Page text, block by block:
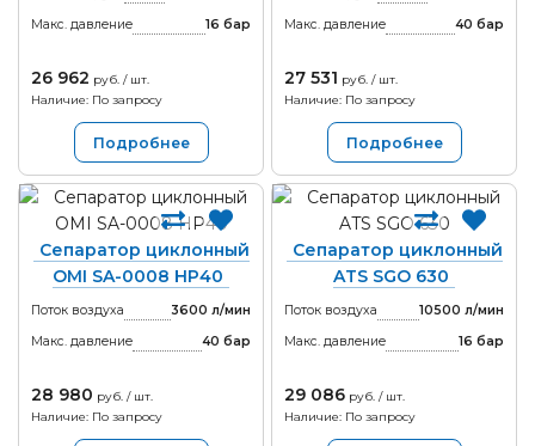
Макс. давление
16 бар
26 962 руб. / шт.
Наличие: По запросу
Подробнее
Макс. давление
40 бар
27 531 руб. / шт.
Наличие: По запросу
Подробнее
Сепаратор циклонный
OMI SA-0008 HP40
Поток воздуха
3600 л/мин
Макс. давление
40 бар
28 980 руб. / шт.
Наличие: По запросу
Сепаратор циклонный
ATS SGO 630
Поток воздуха
10500 л/мин
Макс. давление
16 бар
29 086 руб. / шт.
Наличие: По запросу